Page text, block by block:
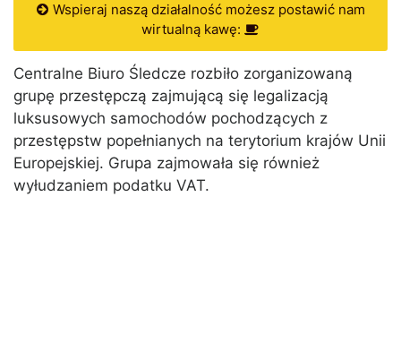
Wspieraj naszą działalność możesz postawić nam
wirtualną kawę:
Centralne Biuro Śledcze rozbiło zorganizowaną
grupę przestępczą zajmującą się legalizacją
luksusowych samochodów pochodzących z
przestępstw popełnianych na terytorium krajów Unii
Europejskiej. Grupa zajmowała się również
wyłudzaniem podatku VAT.